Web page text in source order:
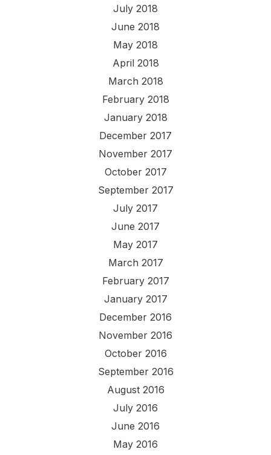
July 2018
June 2018
May 2018
April 2018
March 2018
February 2018
January 2018
December 2017
November 2017
October 2017
September 2017
July 2017
June 2017
May 2017
March 2017
February 2017
January 2017
December 2016
November 2016
October 2016
September 2016
August 2016
July 2016
June 2016
May 2016